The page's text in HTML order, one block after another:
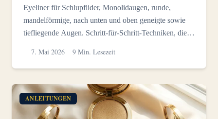
Eyeliner für Schlupflider, Monolidaugen, runde,
mandelförmige, nach unten und oben geneigte sowie
tiefliegende Augen. Schritt-für-Schritt-Techniken, die
7. Mai 2026 9 Min. Lesezeit
ANLEITUNGEN